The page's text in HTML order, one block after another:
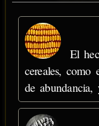
El
cereales,
de